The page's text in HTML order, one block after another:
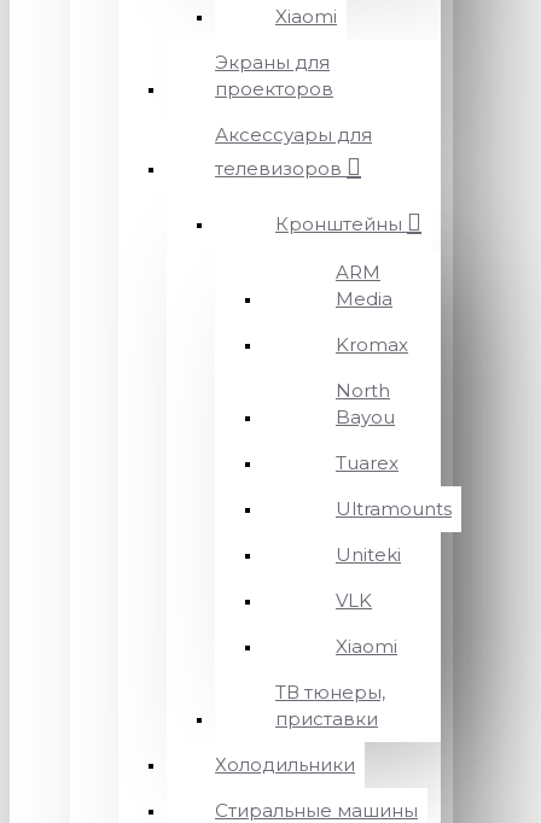
Xiaomi
Экраны для
проекторов
Аксессуары для
телевизоров
Кронштейны
ARM
Media
Kromax
North
Bayou
Tuarex
Ultramounts
Uniteki
VLK
Xiaomi
ТВ тюнеры,
приставки
Холодильники
Стиральные машины